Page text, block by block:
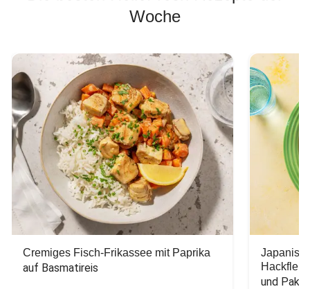
Woche
Cremiges Fisch-Frikassee mit Paprika
auf Basmatireis
und Pak